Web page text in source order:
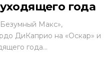
года
Макс»,
ДиКаприо на «Оскар» и
года...